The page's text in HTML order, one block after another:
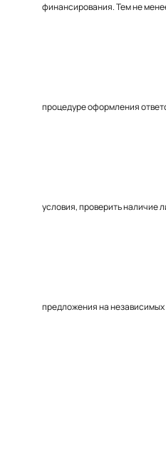
финансирования. Тем не
процедуре оформления
условия, проверить наличие
предложения на независимых